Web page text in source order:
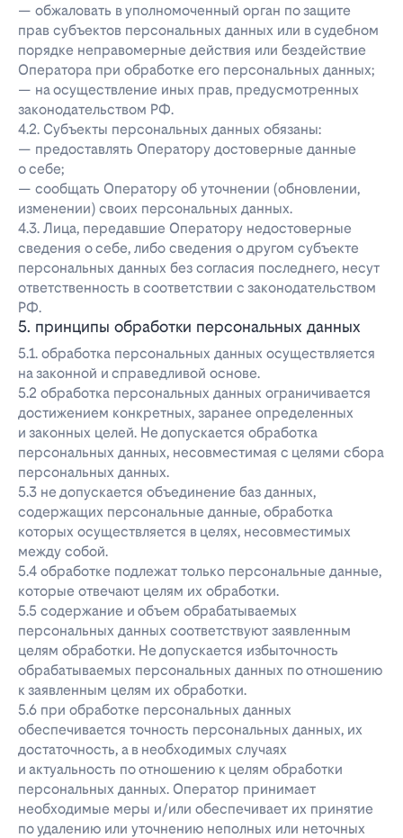
— обжаловать в уполномоченный орган по защите
прав субъектов персональных данных или в судебном
порядке неправомерные действия или бездействие
Оператора при обработке его персональных данных;
— на осуществление иных прав, предусмотренных
законодательством РФ.
4.2. Субъекты персональных данных обязаны:
— предоставлять Оператору достоверные данные
о себе;
— сообщать Оператору об уточнении (обновлении,
изменении) своих персональных данных.
4.3. Лица, передавшие Оператору недостоверные
сведения о себе, либо сведения о другом субъекте
персональных данных без согласия последнего, несут
ответственность в соответствии с законодательством
РФ.
5. принципы обработки персональных данных
5.1. обработка персональных данных осуществляется
на законной и справедливой основе.
5.2 обработка персональных данных ограничивается
достижением конкретных, заранее определенных
и законных целей. Не допускается обработка
персональных данных, несовместимая с целями сбора
персональных данных.
5.3 не допускается объединение баз данных,
содержащих персональные данные, обработка
которых осуществляется в целях, несовместимых
между собой.
5.4 обработке подлежат только персональные данные,
которые отвечают целям их обработки.
5.5 содержание и объем обрабатываемых
персональных данных соответствуют заявленным
целям обработки. Не допускается избыточность
обрабатываемых персональных данных по отношению
к заявленным целям их обработки.
5.6 при обработке персональных данных
обеспечивается точность персональных данных, их
достаточность, а в необходимых случаях
и актуальность по отношению к целям обработки
персональных данных. Оператор принимает
необходимые меры и/или обеспечивает их принятие
по удалению или уточнению неполных или неточных